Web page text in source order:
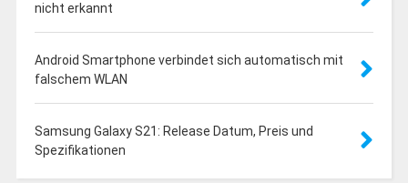
nicht erkannt
Android Smartphone verbindet sich automatisch mit
falschem WLAN
Samsung Galaxy S21: Release Datum, Preis und
Spezifikationen